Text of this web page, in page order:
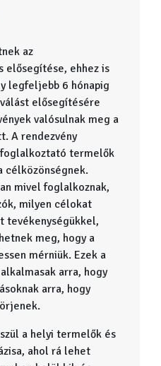
az
elősegítése, ehhez is
legfeljebb 6 hónapig
elősegítésére
valósulnak meg a
A rendezvény
termelők
célközönségnek.
mivel foglalkoznak,
milyen célokat
tevékenységükkel,
meg, hogy a
mérniük. Ezek a
arra, hogy
arra, hogy
a helyi termelők és
ahol rá lehet